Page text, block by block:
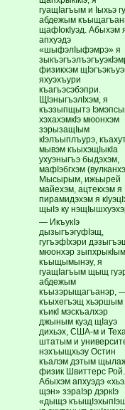
гуащIагъым и Iыхьэ
абдежым
щафIокIуэд. Абыхэм
апхуэдэ
«шыфэлIыфэмрэ» я
физикхэм
яхуэхъури
къагъэсэбэпри.
ЩIэныгъэлIхэм, я
къэзыпщытэ
хэхахэмкIэ мюонхэм
зэрызащIым
кIэлъыплъурэ,
мывэм къыхэщIыкIа
ухуэныгъэ быдэхэм,
мафIэбгхэм
Мысырым, ижьырей
майехэм, ацтекхэм я
пирамидэхэм я
щыIэ ку
— ИкъукIэ
дызыгъэгуфIэщ,
гугъэфIхэри
мюонхэр
къыщымынэу, я
гуащIагъым щыщ
абдежым
къызэрыщагъанэр,
къыхегъэщ хьэршым
къикI мэскъалхэр
джыным куэд щIауэ
дихьэх, США-м и
штатым и
нэхъыщхьэу Остин
къалэм дэтым
физик Швиттерс
Абыхэм апхуэдэ
щэн» зэраIэр дэркIэ
«дыщэ